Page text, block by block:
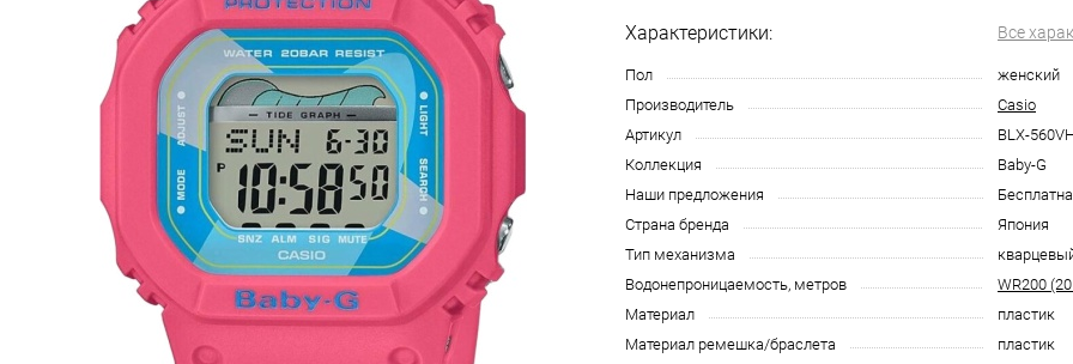
Характеристики: Все
Пол
женский
Производитель
Casio
Артикул
BLX-
Коллекция
Baby-G
Наши предложения
Страна бренда
Япония
Тип механизма
Водонепроницаемость, метров
WR200
Материал
пластик
Материал ремешка/браслета
пластик